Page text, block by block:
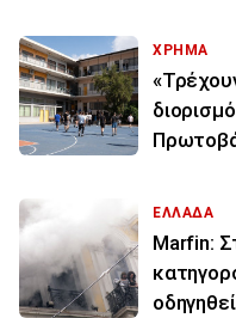
ΧΡΗΜΑ
ΕΛΛΑΔΑ
Marfin: